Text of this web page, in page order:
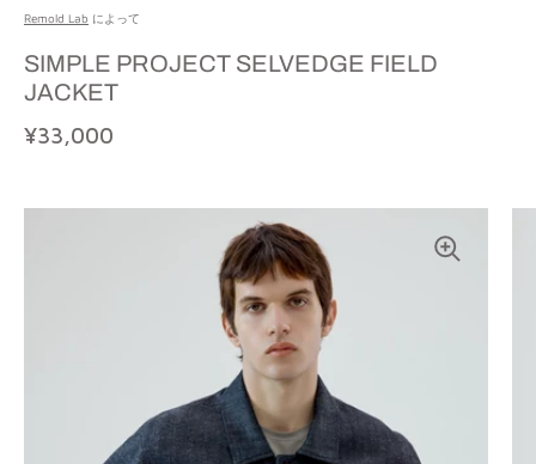
SIMPLE PROJECT SELVEDGE FIELD
JACKET
Remold Lab によって
定価
¥33,000